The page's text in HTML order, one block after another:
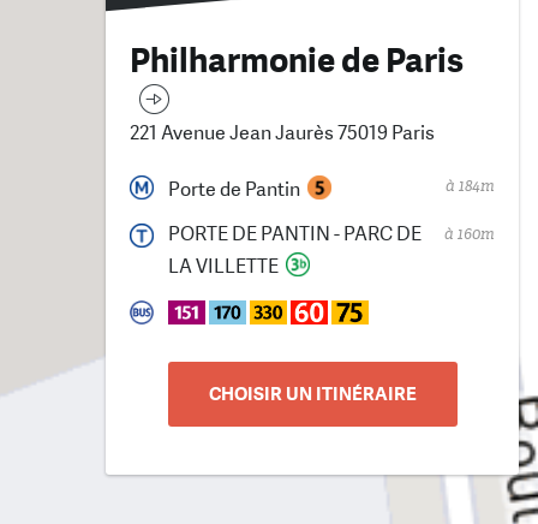
Philharmonie de Paris
221 Avenue Jean Jaurès 75019 Paris
Porte de Pantin à 184m
PORTE DE PANTIN - PARC DE
LA VILLETTE
à 160m
CHOISIR UN ITINÉRAIRE